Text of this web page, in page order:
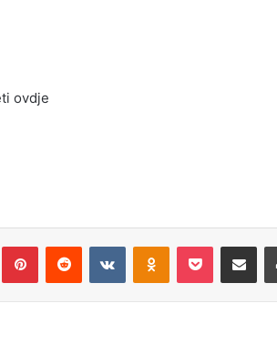
ovdje